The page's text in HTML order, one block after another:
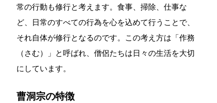
常の行動も修行と考えます。食事、掃除、仕事な
ど、日常のすべての行為を心を込めて行うことで、
それ自体が修行となるのです。この考え方は「作務
（さむ）」と呼ばれ、僧侶たちは日々の生活を大切
にしています。
曹洞宗の特徴